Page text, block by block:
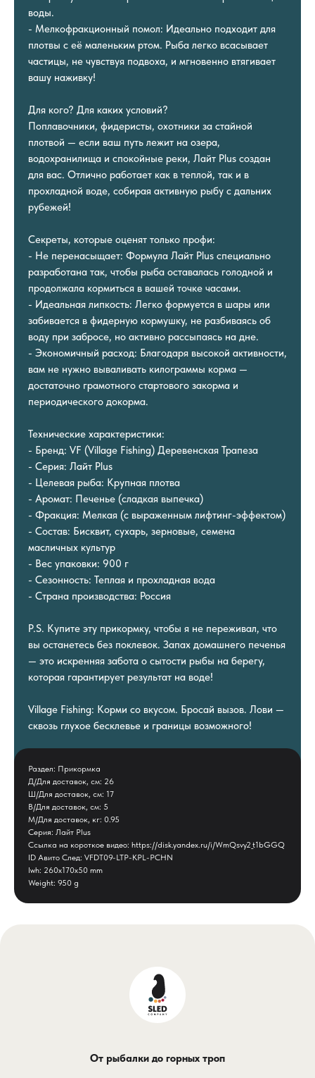
воды.
- Мелкофракционный помол: Идеально подходит для
плотвы с её маленьким ртом. Рыба легко всасывает
частицы, не чувствуя подвоха, и мгновенно втягивает
вашу наживку!
Для кого? Для каких условий?
Поплавочники, фидеристы, охотники за стайной
плотвой — если ваш путь лежит на озера,
водохранилища и спокойные реки, Лайт Plus создан
для вас. Отлично работает как в теплой, так и в
прохладной воде, собирая активную рыбу с дальних
рубежей!
Секреты, которые оценят только профи:
- Не перенасыщает: Формула Лайт Plus специально
разработана так, чтобы рыба оставалась голодной и
продолжала кормиться в вашей точке часами.
- Идеальная липкость: Легко формуется в шары или
забивается в фидерную кормушку, не разбиваясь об
воду при забросе, но активно рассыпаясь на дне.
- Экономичный расход: Благодаря высокой активности,
вам не нужно вываливать килограммы корма —
достаточно грамотного стартового закорма и
периодического докорма.
Технические характеристики:
- Бренд: VF (Village Fishing) Деревенская Трапеза
- Серия: Лайт Plus
- Целевая рыба: Крупная плотва
- Аромат: Печенье (сладкая выпечка)
- Фракция: Мелкая (с выраженным лифтинг-эффектом)
- Состав: Бисквит, сухарь, зерновые, семена
масличных культур
- Вес упаковки: 900 г
- Сезонность: Теплая и прохладная вода
- Страна производства: Россия
P.S. Купите эту прикормку, чтобы я не переживал, что
вы останетесь без поклевок. Запах домашнего печенья
— это искренняя забота о сытости рыбы на берегу,
которая гарантирует результат на воде!
Village Fishing: Корми со вкусом. Бросай вызов. Лови —
сквозь глухое бесклевье и границы возможного!
Раздел: Прикормка
Д/Для доставок, см: 26
Ш/Для доставок, см: 17
В/Для доставок, см: 5
М/Для доставок, кг: 0.95
Серия: Лайт Plus
Ссылка на короткое видео: https://disk.yandex.ru/i/WmQsvy2_t1bGGQ
ID Авито След: VFDT09-LTP-KPL-PCHN
lwh: 260x170x50 mm
Weight: 950 g
От рыбалки до горных троп